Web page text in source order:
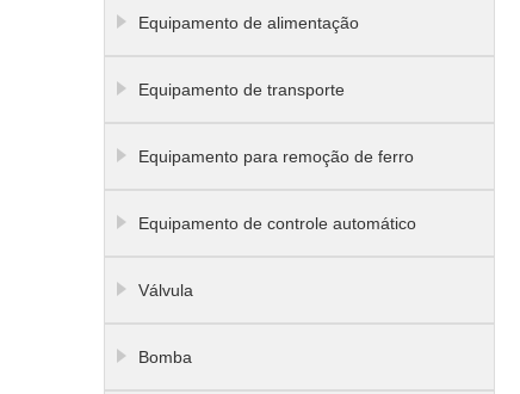
Equipamento de alimentação
Equipamento de transporte
Equipamento para remoção de ferro
Equipamento de controle automático
Válvula
Bomba